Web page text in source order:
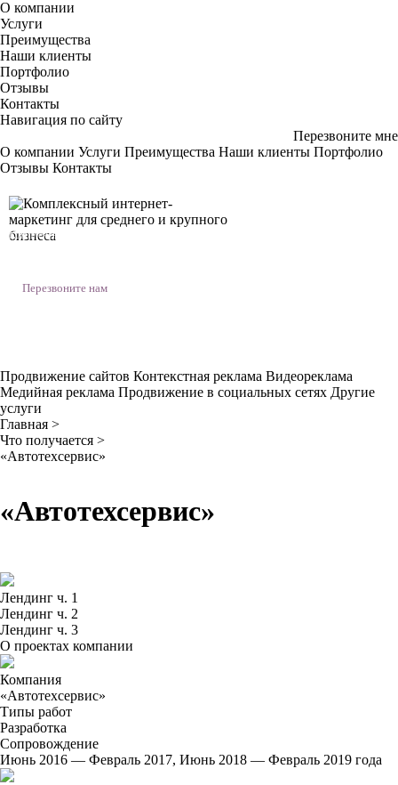
О компании
Услуги
Преимущества
Наши клиенты
Портфолио
Отзывы
Контакты
Навигация по сайту
Перезвоните мне
О компании Услуги Преимущества Наши клиенты Портфолио
Отзывы Контакты
Комплексный интернет-маркетинг
Перезвоните нам
Продвижение сайтов Контекстная реклама Видеореклама
Медийная реклама Продвижение в социальных сетях Другие
услуги
Главная >
Что получается >
«Автотехсервис»
«Автотехсервис»
Лендинг ч. 1
Лендинг ч. 2
Лендинг ч. 3
О проектах компании
Компания
«Автотехсервис»
Типы работ
Разработка
Сопровождение
Июнь 2016 — Февраль 2017, Июнь 2018 — Февраль 2019 года